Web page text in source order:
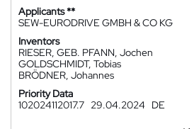
Applicants **
SEW-EURODRIVE GMBH & CO KG
Inventors
RIESER, GEB. PFANN, Jochen
GOLDSCHMIDT, Tobias
BRÖDNER, Johannes
Priority Data
102024112017.7 29.04.2024 DE